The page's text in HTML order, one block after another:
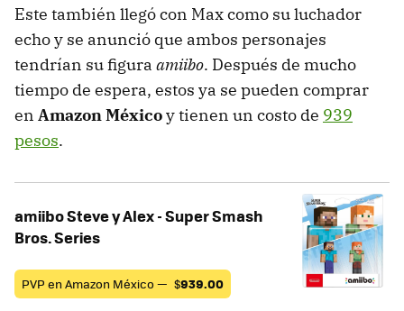
Este también llegó con Max como su luchador
echo y se anunció que ambos personajes
tendrían su figura amiibo. Después de mucho
tiempo de espera, estos ya se pueden comprar
en Amazon Méxicoy tienen un costo de 939
pesos.
amiibo Steve y Alex - Super Smash
Bros. Series
PVP en Amazon México — $939.00